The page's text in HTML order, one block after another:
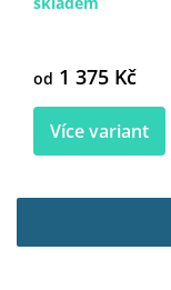
od 1 375 Kč
Více variant